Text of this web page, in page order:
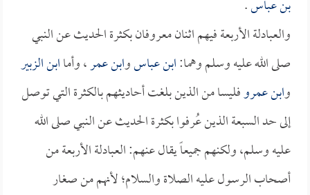
بن عباس.
والعبادلة الأربعة فيهم اثنان معروفان بكثرة الحديث عن النبي
صلى الله عليه وسلم وهما:ابن عباسوابن عمر، وأماابن الزبير
وابن عمروفليسا من الذين بلغت أحاديثهم بالكثرة التي توصل
إلى حد السبعة الذين عُرفوا بكثرة الحديث عن النبي صلى الله
عليه وسلم، ولكنهم جميعاً يقال عنهم: العبادلة الأربعة من
أصحاب الرسول عليه الصلاة والسلام؛ لأنهم من صغار